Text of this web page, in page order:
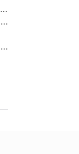
2026年格拉苏蒂中国境内售后服务资源升级优化公告（最新电话及地址）
2026最新格拉苏蒂glashutte手表维修保养服务网点地址考察报告
2026最新格拉苏蒂glashutte官方售后维修服务点地址调研报告